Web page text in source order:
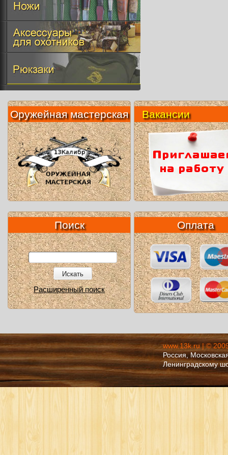
Оружейная мастерскаяВакансии
Поиск
Искать
Расширенный поиск
Оплата
www.13k.ru | ©
Россия,
Ленинградскому